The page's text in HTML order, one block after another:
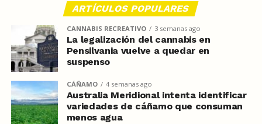
ARTÍCULOS POPULARES
CANNABIS RECREATIVO 3 semanas ago
La legalización del cannabis en
Pensilvania vuelve a quedar en
suspenso
CÁÑAMO 4 semanas ago
Australia Meridional intenta identificar
variedades de cáñamo que consuman
menos agua